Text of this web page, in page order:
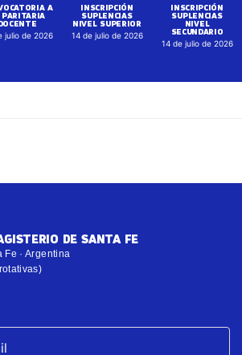
A
PARITARIA
julio de 2026
INSCRIPCIÓN
SUPLENCIAS
NIVEL SUPERIOR
14 de julio de 2026
INSCRIPCIÓN
SUPLENCIAS
NIVEL
SECUNDARIO
14 de julio de 2026
DE SANTA FE
Fe · Argentina